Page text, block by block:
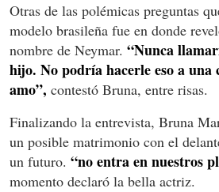
Otras de las polémicas preguntas
modelo brasileña fue en donde
nombre de Neymar. “Nunca
hijo. No podría hacerle eso a
amo”, contestó Bruna, entre risas.
Finalizando la entrevista, Bruna
un posible matrimonio con el
un futuro. “no entra en nuestros
momento declaró la bella actriz.